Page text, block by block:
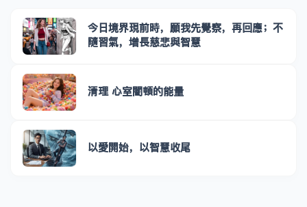
今日境界現前時，願我先覺察，再回應；不
隨習氣，增長慈悲與智慧
清理 心室闇頓的能量
以愛開始，以智慧收尾